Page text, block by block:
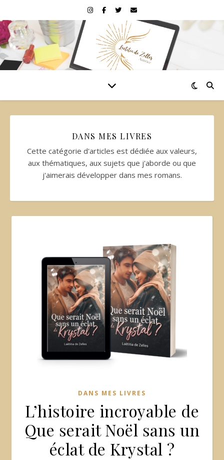
DANS MES LIVRES
Cette catégorie d'articles est dédiée aux valeurs,
aux thématiques, aux sujets que j'aborde ou que
j'aimerais développer dans mes romans.
DANS MES LIVRES
L’histoire incroyable de
Que serait Noël sans un
éclat de Krystal ?